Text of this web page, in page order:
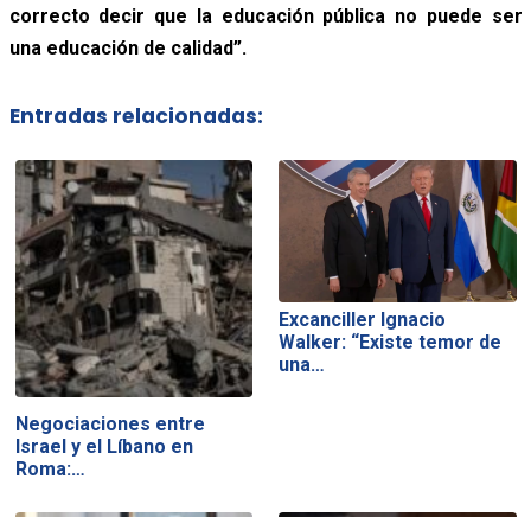
correcto decir que la educación pública no puede ser
una educación de calidad”.
Entradas relacionadas:
Negociaciones entre
Israel y el Líbano en
Roma:…
Excanciller Ignacio
Walker: “Existe temor de
una…